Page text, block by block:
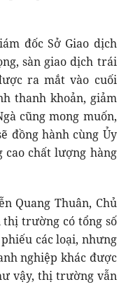
đốc Sở Giao dịch
sàn giao dịch trái
ra mắt vào cuối
thanh khoản, giảm
cũng mong muốn,
đồng hành cùng Ủy
cao chất lượng hàng
Quang Thuân, Chủ
trường có tổng số
các loại, nhưng
nghiệp khác được
vậy, thị trường vẫn